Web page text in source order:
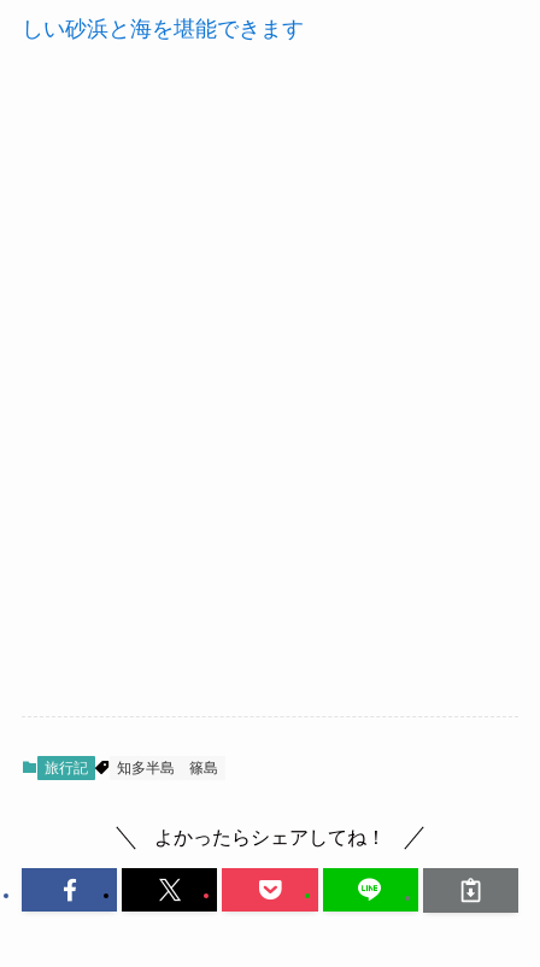
しい砂浜と海を堪能できます
旅行記 知多半島 篠島
よかったらシェアしてね！